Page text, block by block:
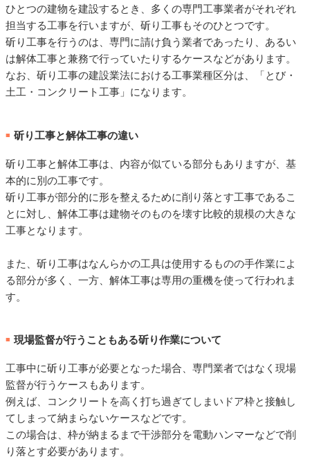
ひとつの建物を建設するとき、多くの専門工事業者がそれぞれ
担当する工事を行いますが、斫り工事もそのひとつです。
斫り工事を行うのは、専門に請け負う業者であったり、あるい
は解体工事と兼務で行っていたりするケースなどがあります。
なお、斫り工事の建設業法における工事業種区分は、「とび・
土工・コンクリート工事」になります。
■ 斫り工事と解体工事の違い
斫り工事と解体工事は、内容が似ている部分もありますが、基
本的に別の工事です。
斫り工事が部分的に形を整えるために削り落とす工事であるこ
とに対し、解体工事は建物そのものを壊す比較的規模の大きな
工事となります。
また、斫り工事はなんらかの工具は使用するものの手作業によ
る部分が多く、一方、解体工事は専用の重機を使って行われま
す。
■ 現場監督が行うこともある斫り作業について
工事中に斫り工事が必要となった場合、専門業者ではなく現場
監督が行うケースもあります。
例えば、コンクリートを高く打ち過ぎてしまいドア枠と接触し
てしまって納まらないケースなどです。
この場合は、枠が納まるまで干渉部分を電動ハンマーなどで削
り落とす必要があります。